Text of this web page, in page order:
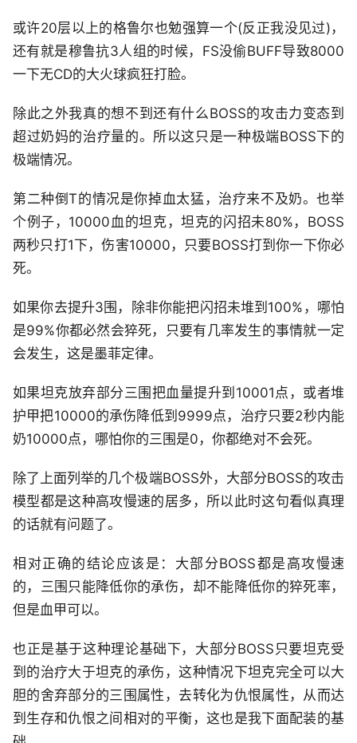
或许20层以上的格鲁尔也勉强算一个(反正我没见过)，
还有就是穆鲁抗3人组的时候，FS没偷BUFF导致8000
一下无CD的大火球疯狂打脸。
除此之外我真的想不到还有什么BOSS的攻击力变态到
超过奶妈的治疗量的。所以这只是一种极端BOSS下的
极端情况。
第二种倒T的情况是你掉血太猛，治疗来不及奶。也举
个例子，10000血的坦克，坦克的闪招未80%，BOSS
两秒只打1下，伤害10000，只要BOSS打到你一下你必
死。
如果你去提升3围，除非你能把闪招未堆到100%，哪怕
是99%你都必然会猝死，只要有几率发生的事情就一定
会发生，这是墨菲定律。
如果坦克放弃部分三围把血量提升到10001点，或者堆
护甲把10000的承伤降低到9999点，治疗只要2秒内能
奶10000点，哪怕你的三围是0，你都绝对不会死。
除了上面列举的几个极端BOSS外，大部分BOSS的攻击
模型都是这种高攻慢速的居多，所以此时这句看似真理
的话就有问题了。
相对正确的结论应该是：大部分BOSS都是高攻慢速
的，三围只能降低你的承伤，却不能降低你的猝死率，
但是血甲可以。
也正是基于这种理论基础下，大部分BOSS只要坦克受
到的治疗大于坦克的承伤，这种情况下坦克完全可以大
胆的舍弃部分的三围属性，去转化为仇恨属性，从而达
到生存和仇恨之间相对的平衡，这也是我下面配装的基